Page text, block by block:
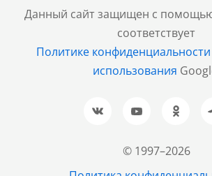
© 1997–2026
Данный сайт защищен с помощью
соответствует
Политике конфиденциальности
использования
Санкт-Петербург
+7 (812) 600-77-33
Барнаул
+7 (961) 999-93-93
Новосибирск